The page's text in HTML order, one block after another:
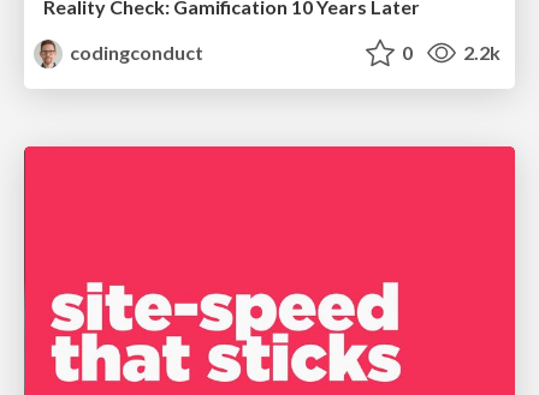
Reality Check: Gamification 10 Years Later
codingconduct
0 2.2k